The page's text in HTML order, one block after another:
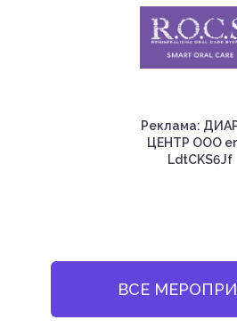
Реклама:
ЦЕНТР ООО
LdtCKS6Jf
ВСЕ